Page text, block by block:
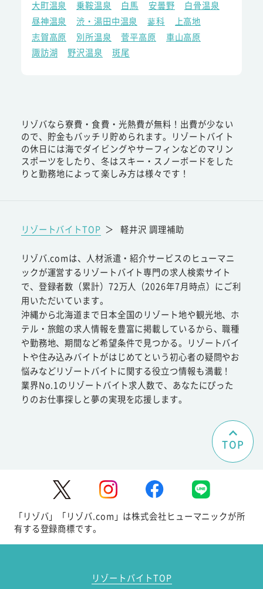
大町温泉
乗鞍温泉 白馬 安曇野
白骨温泉
昼神温泉
渋・湯田中温泉 蓼科
上高地
志賀高原
別所温泉 菅平高原
車山高原
諏訪湖
野沢温泉 斑尾
リゾバなら寮費・食費・光熱費が無料！出費が少ない
ので、貯金もバッチリ貯められます。リゾートバイト
の休日には海でダイビングやサーフィンなどのマリン
スポーツをしたり、冬はスキー・スノーボードをした
りと勤務地によって楽しみ方は様々です！
リゾートバイトTOP ＞ 軽井沢 調理補助
リゾバ.comは、人材派遣・紹介サービスのヒューマニ
ックが運営するリゾートバイト専門の求人検索サイト
で、登録者数（累計）72万人（2026年7月時点）にご利
用いただいています。
沖縄から北海道まで日本全国のリゾート地や観光地、ホ
テル・旅館の求人情報を豊富に掲載しているから、職種
や勤務地、期間など希望条件で見つかる。リゾートバイ
トや住み込みバイトがはじめてという初心者の疑問やお
悩みなどリゾートバイトに関する役立つ情報も満載！
業界No.1のリゾートバイト求人数で、あなたにぴった
りのお仕事探しと夢の実現を応援します。
TOP
「リゾバ」「リゾバ.com」は株式会社ヒューマニックが所
有する登録商標です。
リゾートバイトTOP